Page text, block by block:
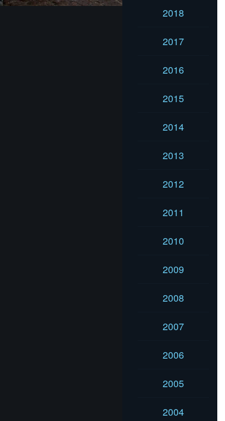
2018
2017
2016
2015
2014
2013
2012
2011
2010
2009
2008
2007
2006
2005
2004